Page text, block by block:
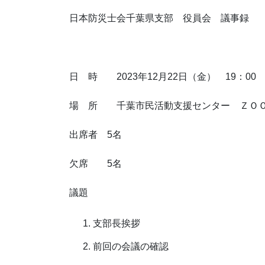
日本防災士会千葉県支部 役員会 議事録
日 時 2023年12月22日（金） 19：00
場 所 千葉市民活動支援センター ＺＯＯ
出席者 5名
欠席 5名
議題
支部長挨拶
前回の会議の確認